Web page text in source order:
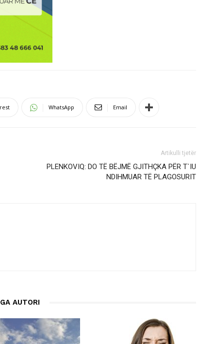
WhatsApp Email
Artikulli tjetër
PLENKOVIQ: DO TË BËJMË GJITHÇKA PËR T`IU
NDIHMUAR TË PLAGOSURIT
AUTORI